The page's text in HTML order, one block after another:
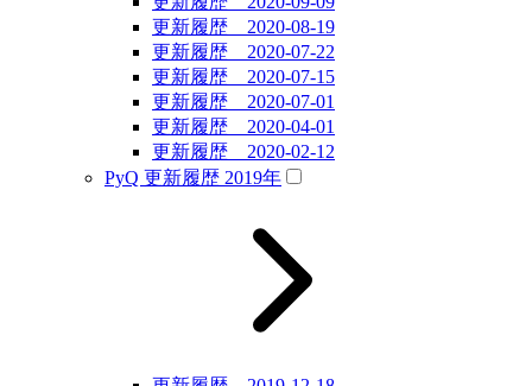
更新履歴 2020-08-19
更新履歴 2020-07-22
更新履歴 2020-07-15
更新履歴 2020-07-01
更新履歴 2020-04-01
更新履歴 2020-02-12
PyQ 更新履歴 2019年